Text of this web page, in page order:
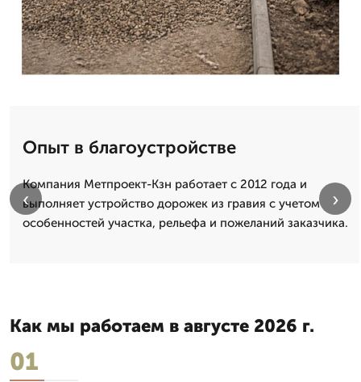
Опыт в благоустройстве
Компания Метпроект-Кзн работает с 2012 года и
выполняет устройство дорожек из гравия с учетом
особенностей участка, рельефа и пожеланий заказчика.
‹ ›
Как мы работаем в августе 2026 г.
01